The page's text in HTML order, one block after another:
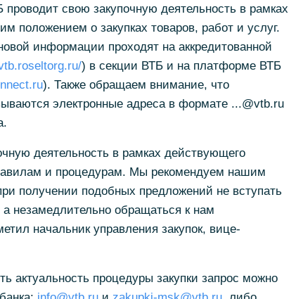
проводит свою закупочную деятельность в рамках
положением о закупках товаров, работ и услуг.
информации проходят на аккредитованной
) в секции ВТБ и на платформе ВТБ
). Также обращаем внимание, что
электронные адреса в формате ...@vtb.ru
деятельность в рамках действующего
и процедурам. Мы рекомендуем нашим
получении подобных предложений не вступать
незамедлительно обращаться к нам
начальник управления закупок, вице-
актуальность процедуры закупки запрос можно